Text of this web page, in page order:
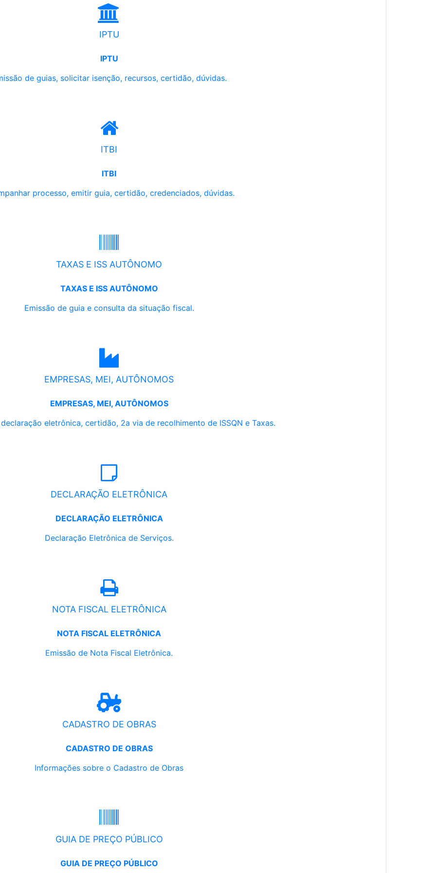
IPTU
IPTU
de guias, solicitar isenção, recursos, certidão, dúvidas.
ITBI
ITBI
processo, emitir guia, certidão, credenciados, dúvidas.
TAXAS E ISS AUTÔNOMO
TAXAS E ISS AUTÔNOMO
Emissão de guia e consulta da situação fiscal.
EMPRESAS, MEI, AUTÔNOMOS
EMPRESAS, MEI, AUTÔNOMOS
eletrônica, certidão, 2a via de recolhimento de ISSQN e Taxas.
DECLARAÇÃO ELETRÔNICA
DECLARAÇÃO ELETRÔNICA
Declaração Eletrônica de Serviços.
NOTA FISCAL ELETRÔNICA
NOTA FISCAL ELETRÔNICA
Emissão de Nota Fiscal Eletrônica.
CADASTRO DE OBRAS
CADASTRO DE OBRAS
Informações sobre o Cadastro de Obras
GUIA DE PREÇO PÚBLICO
GUIA DE PREÇO PÚBLICO